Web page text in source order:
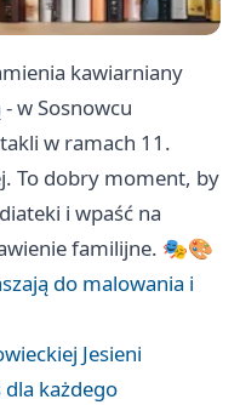
kawiarniany
w Sosnowcu
w ramach 11.
To dobry moment, by
i wpaść na
familijne. 🎭🎨
do malowania i
Jesieni
dla każdego